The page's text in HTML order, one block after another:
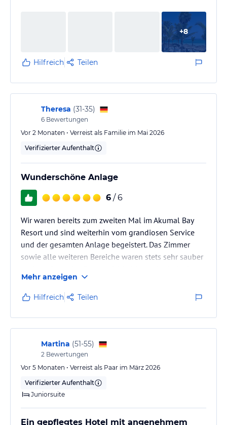
+8
Hilfreich Teilen
Theresa (31-35)
6 Bewertungen
Vor 2 Monaten • Verreist als Familie im Mai 2026
Verifizierter Aufenthalt
Wunderschöne Anlage
6 / 6
Wir waren bereits zum zweiten Mal im Akumal Bay
Resort und sind weiterhin vom grandiosen Service
und der gesamten Anlage begeistert. Das Zimmer
sowie alle weiteren Bereiche waren stets sehr sauber
und der Service hervorragend. Kleinere Probleme
wurden sofort behoben. Als wir dort waren, war leider
viel Seegras im Meer und am Strand (wurde am
Strand täglich weggeräumt), aber dafür kann das
Hotel ja nichts. Auf jeden Fall Schorchelsachen und
Badeschuhe mitnehmen,…
Mehr anzeigen
Hilfreich Teilen
Martina (51-55)
2 Bewertungen
Vor 5 Monaten • Verreist als Paar im März 2026
Verifizierter Aufenthalt
Juniorsuite
Ein gepflegtes Hotel mit angenehmem